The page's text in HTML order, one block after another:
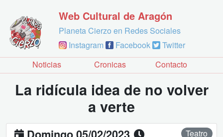
Web Cultural de Aragón
Planeta Cierzo en Redes Sociales
Instagram
Facebook
Twitter
Noticias
Cronicas Contacto
La ridícula idea de no volver
a verte
Teatro